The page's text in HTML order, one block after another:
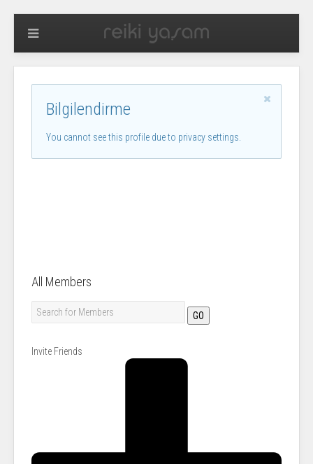
Bilgilendirme
You cannot see this profile due to privacy settings.
All Members
GO
Invite Friends